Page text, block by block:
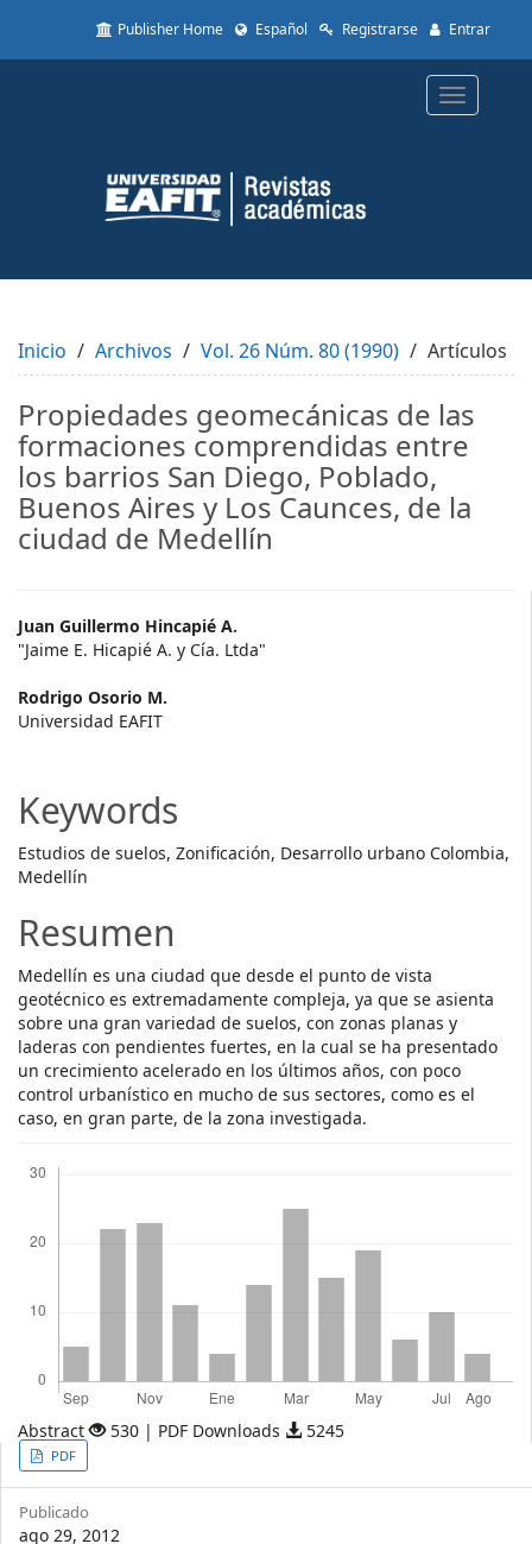
to
Content
Sidebar
Publisher Home Español Registrarse Entrar
Toggle
Inicio Archivos Vol. 26 Núm. 80 (1990) Artículos
Propiedades geomecánicas de las
formaciones comprendidas entre
los barrios San Diego, Poblado,
Buenos Aires y Los Caunces, de la
ciudad de Medellín
Main
Article
Content
Juan Guillermo Hincapié A.
"Jaime E. Hicapié A. y Cía. Ltda"
Rodrigo Osorio M.
Universidad EAFIT
Keywords
Estudios de suelos, Zonificación, Desarrollo urbano Colombia,
Medellín
Resumen
Medellín es una ciudad que desde el punto de vista
geotécnico es extremadamente compleja, ya que se asienta
sobre una gran variedad de suelos, con zonas planas y
laderas con pendientes fuertes, en la cual se ha presentado
un crecimiento acelerado en los últimos años, con poco
control urbanístico en mucho de sus sectores, como es el
caso, en gran parte, de la zona investigada.
Abstract 530 | PDF Downloads 5245
Article
Sidebar
PDF
Publicado
ago 29, 2012